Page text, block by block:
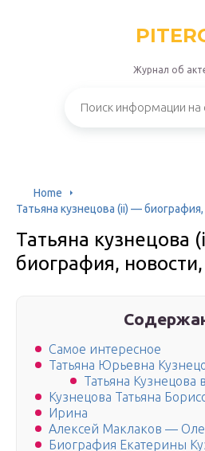
Журнал об
Home
Татьяна кузнецова (ii) —
Татьяна кузнецова
биография,
Самое интересное
Татьяна Юрьевна
Татьяна Кузнецова
Кузнецова Татьяна
Ирина
Алексей Маклаков —
Биография Екатерины